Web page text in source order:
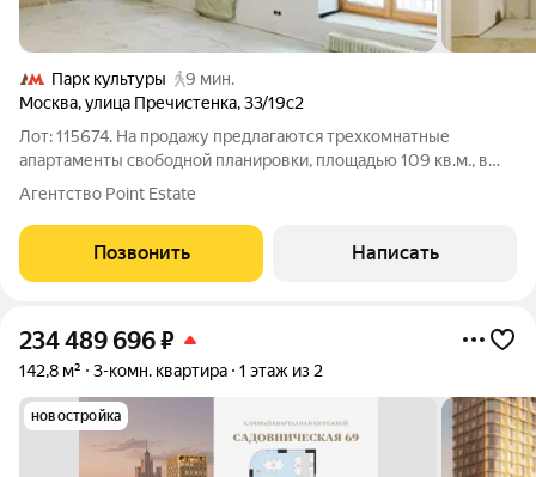
Парк культуры
9 мин.
Москва,улица Пречистенка,33/19с2
Лот: 115674. На продажу предлагаются трехкомнатные
апартаменты свободной планировки, площадью 109 кв.м., в
историческом центре столицы. Возможная планировка: кухня-
кладовая, раздельный
Агентство Point Estate
Позвонить Написать
234 489 696₽
142,8 м² 3-комн. квартира 1 этаж из 2
новостройка